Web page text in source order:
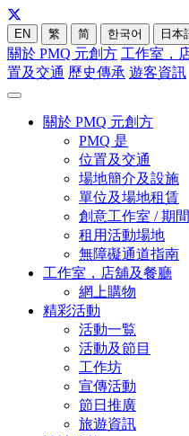
EN 繁 简 한국어 日本
關於 PMQ 元創方 工作室，
置及交通 歷史傳承 遊客資訊
關於 PMQ 元創方
PMQ 是
位置及交通
場地簡介及設施
單位及場地租賃
創意工作室 / 期
租用活動場地
無障礙通道指南
工作室，店舖及餐廳
網上購物
精彩活動
活動一覧
活動及節目
工作坊
宣傳活動
節日推廣
旅遊資訊